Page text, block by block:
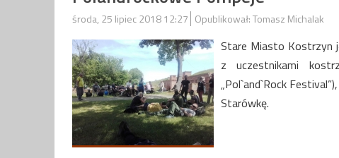
środa, 25 lipiec 2018 12:27 Opublikował: Tomasz Michalak
Stare Miasto Kostrzyn
z uczestnikami
„Pol`and`Rock
Starówkę.